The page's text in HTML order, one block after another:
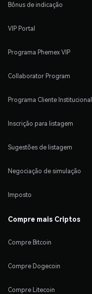
Bônus de indicação
VIP Portal
Programa Phemex VIP
Collaborator Program
Programa Cliente Institucional
Inscrição para listagem
Sugestões de listagem
Negociação de simulação
Imposto
Compre mais Criptos
Compre Bitcoin
Compre Dogecoin
Compre Litecoin